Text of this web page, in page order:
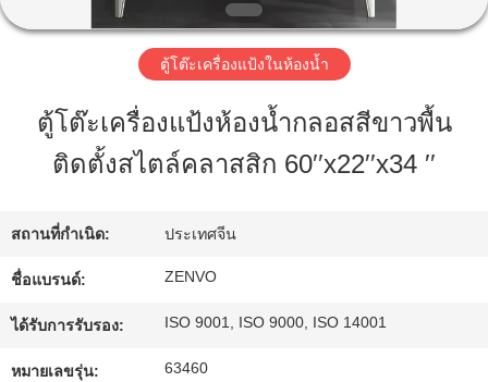
กับ
ทัวร์
ควบคุม
คุณภาพ
ตู้โต๊ะเครื่องแป้งในห้องน้ำ
ตู้โต๊ะเครื่องแป้งห้องน้ำกลอสสีขาวพื้น
ติดตั้งสไตล์คลาสสิก 60′′x22′′x34 ′′
สถานที่กำเนิด: ประเทศจีน
ชื่อแบรนด์: ZENVO
ได้รับการรับรอง: ISO 9001, ISO 9000, ISO 14001
หมายเลขรุ่น: 63460